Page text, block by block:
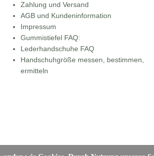
Zahlung und Versand
AGB und Kundeninformation
Impressum
Gummistiefel FAQ:
Lederhandschuhe FAQ
Handschuhgröße messen, bestimmen,
ermitteln